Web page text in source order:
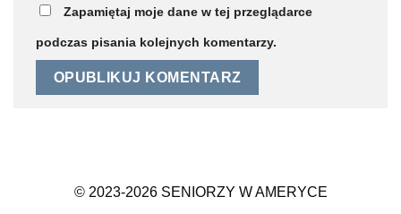
Zapamiętaj moje dane w tej przeglądarce
podczas pisania kolejnych komentarzy.
© 2023-2026 SENIORZY W AMERYCE